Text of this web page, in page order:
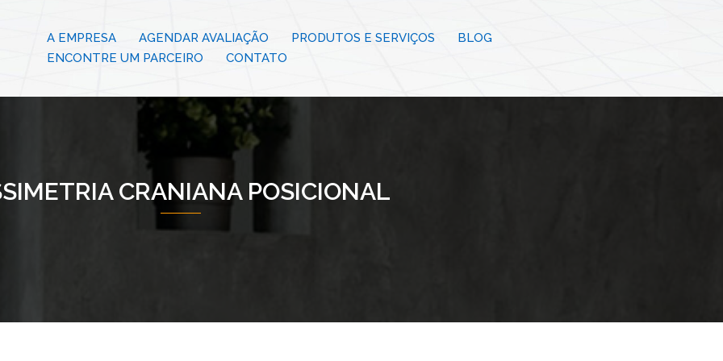
A EMPRESA AGENDAR AVALIAÇÃO PRODUTOS E SERVIÇOS
BLOG
ENCONTRE UM PARCEIRO
CONTATO
CRANIANA POSICIONAL